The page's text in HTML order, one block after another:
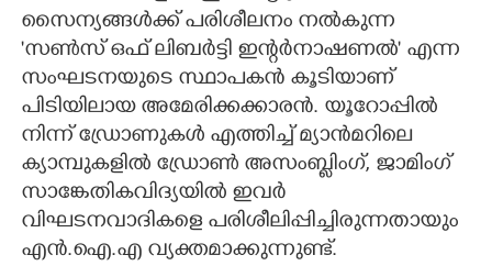
സൈന്യങ്ങൾക്ക് പരിശീലനം നൽകുന്ന
'സൺസ് ഒഫ് ലിബർട്ടി ഇന്റർനാഷണൽ" എന്ന
സംഘടനയുടെ സ്ഥാപകൻ കൂടിയാണ്
പിടിയിലായ അമേരിക്കക്കാരൻ. യൂറോപ്പിൽ
നിന്ന് ഡ്രോണുകൾ എത്തിച്ച് മ്യാൻമറിലെ
ക്യാമ്പുകളിൽ ഡ്രോൺ അസംബ്ളിംഗ്, ജാമിംഗ്
സാങ്കേതികവിദ്യയിൽ ഇവർ
വിഘടനവാദികളെ പരിശീലിപ്പിച്ചിരുന്നതായും
എൻ.ഐ.എ വ്യക്തമാക്കുന്നുണ്ട്.